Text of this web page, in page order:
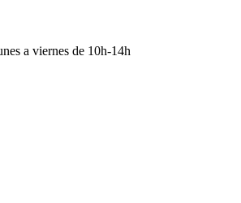
a viernes de 10h-14h